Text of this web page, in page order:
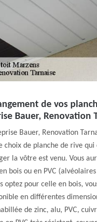
de vos
Bauer, Renovation
Bauer, Renovation
choix de planche de rive qui
la vôtre est venu. Vous
bois ou en PVC
optez pour celle en bois,
en différentes
de zinc, alu, PVC,